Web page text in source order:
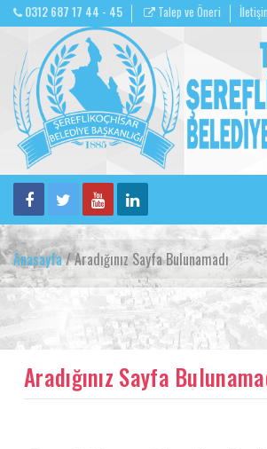
0312 687 17 44 - 45 Talep ve Öneri
Anasayfa/ Aradığınız Sayfa Bulunamadı
Aradığınız Sayfa